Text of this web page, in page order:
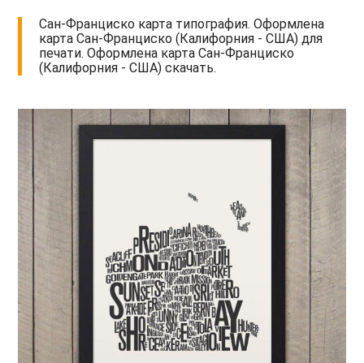
Сан-Франциско карта типография. Оформлена
карта Сан-Франциско (Калифорния - США) для
печати. Оформлена карта Сан-Франциско
(Калифорния - США) скачать.